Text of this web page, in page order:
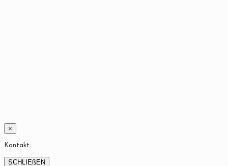
×
Kontakt:
SCHLIEßEN